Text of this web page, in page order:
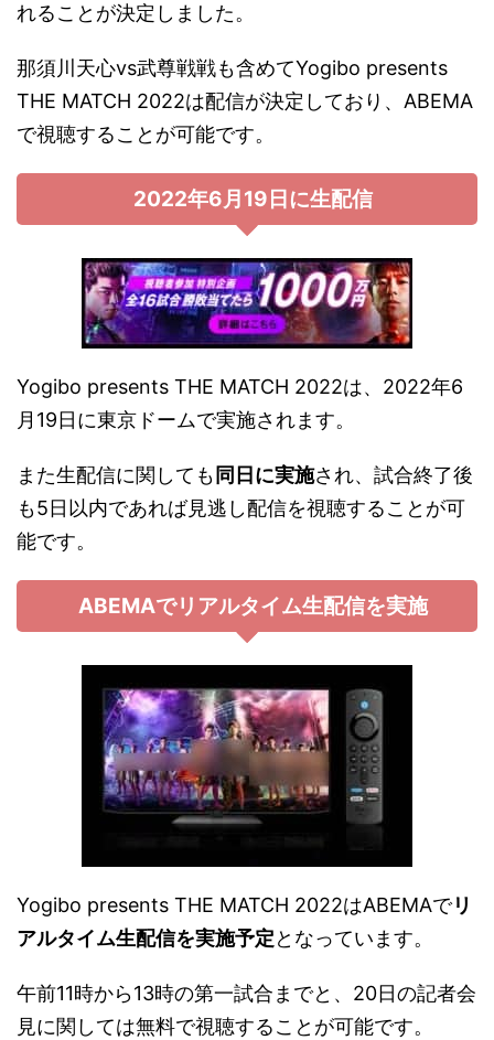
れることが決定しました。
那須川天心vs武尊戦戦も含めてYogibo presents
THE MATCH 2022は配信が決定しており、ABEMA
で視聴することが可能です。
2022年6月19日に生配信
Yogibo presents THE MATCH 2022は、2022年6
月19日に東京ドームで実施されます。
また生配信に関しても 同日に実施され、試合終了後
も5日以内であれば見逃し配信を視聴することが可
能です。
ABEMAでリアルタイム生配信を実施
Yogibo presents THE MATCH 2022はABEMAでリ
アルタイム生配信を実施予定となっています。
午前11時から13時の第一試合までと、20日の記者会
見に関しては無料で視聴することが可能です。